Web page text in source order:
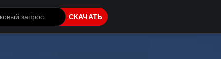
СКАЧАТЬ